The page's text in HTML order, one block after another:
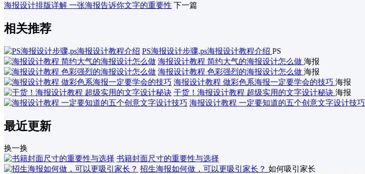
海报设计排版详解 一张海报告诉你文字的重要性 下一篇
相关推荐
PS海报设计步骤,ps海报设计教程介绍 PS
海报设计教程 简约大气的海报设计怎么做 海报
海报设计教程 色彩强烈的海报设计怎么做 海报
海报设计教程 做彩色系海报一定要学会的技巧 海报
干货！海报设计教程 超级实用的文字设计秘诀 海报
海报设计教程 一定要知道的五个创意文字设计技巧
最近更新
换一换
书籍封面尺寸的重要性与选择
招生海报如何做，可以更吸引家长？ 如何吸引家长